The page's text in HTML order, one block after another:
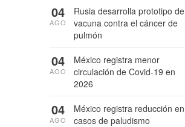
Rusia desarrolla prototipo de
vacuna contra el cáncer de
pulmón
04
AGO
México registra menor
circulación de Covid-19 en
2026
04
AGO
México registra reducción en
casos de paludismo
04
AGO